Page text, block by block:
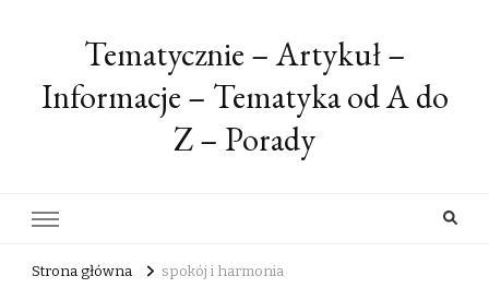
Tematycznie – Artykuł –
Informacje – Tematyka od A do
Z – Porady
Strona główna spokój i harmonia